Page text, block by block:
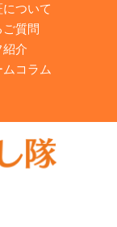
ついて
ご質問
紹介
ムコラム